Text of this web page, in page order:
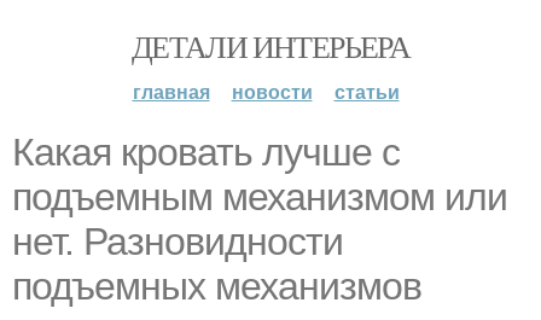
ДЕТАЛИ ИНТЕРЬЕРА
главная новости статьи
Какая кровать лучше с
подъемным механизмом или
нет. Разновидности
подъемных механизмов